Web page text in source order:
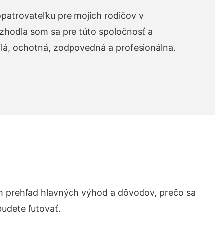
pre mojich rodičov v
som sa pre túto spoločnosť a
ochotná, zodpovedná a profesionálna.
hlavných výhod a dôvodov, prečo sa
ľutovať.